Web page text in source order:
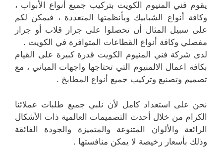
يقوم فني المنيوم الكويت بتركيب جميع أنواع الأبواب ،
وكافة أنواع الشبابيك وبأنظمتها المتعددة ، فيمكن لكم
على سبيل المثال أن تحصلوا على جرار قلاب أو جرار
مفصلي وكافة أنواع القطاعات المتوافرة في الكويت .
لدى شركة فني المنيوم الكويت قدرة كبيرة على القيام
بكافة اعمال الالمنيوم التي تحتاجها واجهات المباني ، مع
تصميم وتصنيع وتركيب جميع أنواع المطابخ .
نحن على استعداد كامل لأن نلبي جميع طلبات عملائنا
الكرام من خلال أحدث التصميمات العالمية ذات الأشكال
الرائعة والألوان المتنوعة والمتميزة والجودة الفائقة
وذلك بأسعار رخيصة لا يمكن منافستها .